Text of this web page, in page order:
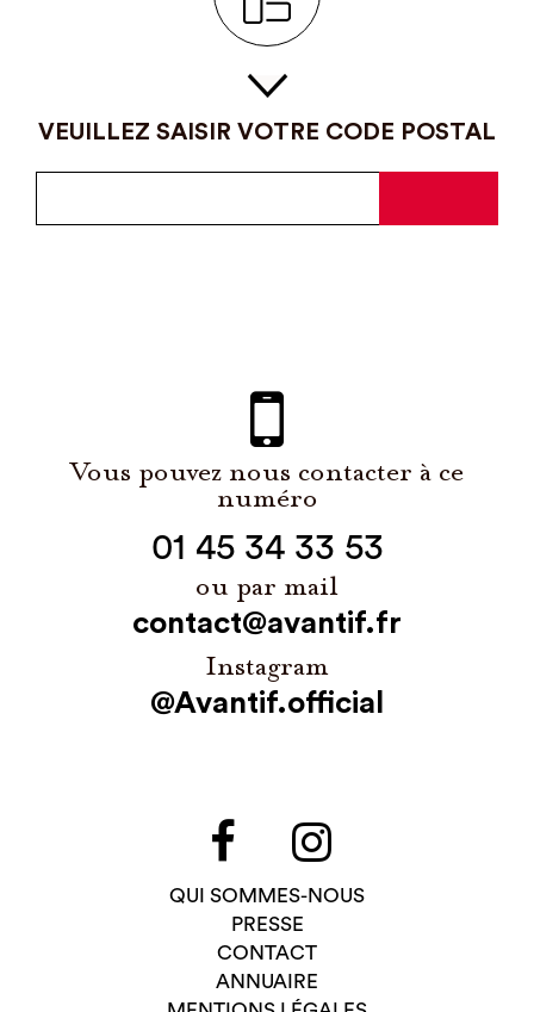
VEUILLEZ SAISIR VOTRE CODE POSTAL
Vous pouvez nous contacter à ce
numéro
01 45 34 33 53
ou par mail
contact@avantif.fr
Instagram
@Avantif.official
QUI SOMMES-NOUS
PRESSE
CONTACT
ANNUAIRE